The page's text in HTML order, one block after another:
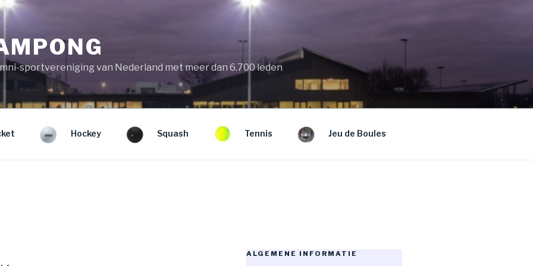
sportvereniging van Nederland met meer dan 6.700 leden
Hockey Squash Tennis Jeu de Boules
ALGEMENE INFORMATIE